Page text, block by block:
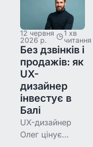
12 червня
2026 р.
1 хв
читання
Без дзвінків і
продажів: як
UX-
дизайнер
інвестує в
Балі
UX-дизайнер
Олег цінує